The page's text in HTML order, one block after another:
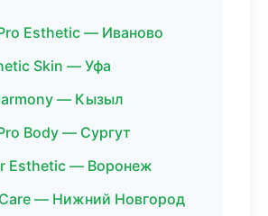
Esthetic — Иваново
Skin — Уфа
— Кызыл
Body — Сургут
Esthetic — Воронеж
— Нижний Новгород